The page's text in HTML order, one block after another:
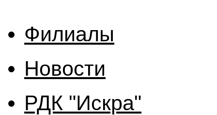
Филиалы
Новости
РДК "Искра"